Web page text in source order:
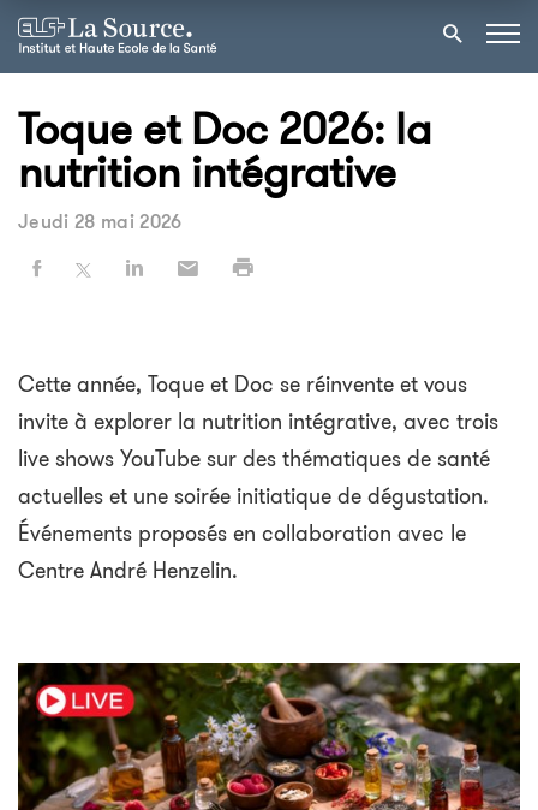
Toque et Doc 2026: la
nutrition intégrative
Jeudi 28 mai 2026
Cette année, Toque et Doc se réinvente et vous
invite à explorer la nutrition intégrative, avec trois
live shows YouTube sur des thématiques de santé
actuelles et une soirée initiatique de dégustation.
Événements proposés en collaboration avec le
Centre André Henzelin.